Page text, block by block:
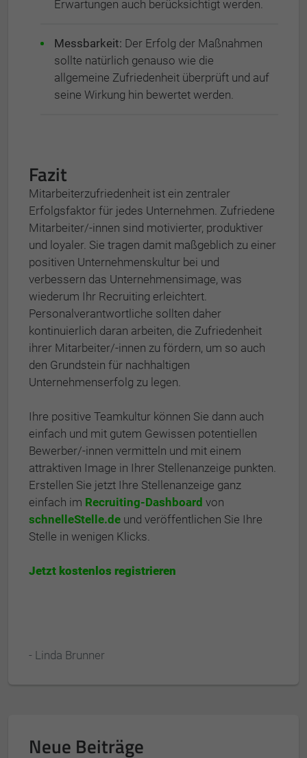
Neue Beiträge
Erwartungen auch berücksichtigt werden.
Messbarkeit: Der Erfolg der Maßnahmen
sollte natürlich genauso wie die
allgemeine Zufriedenheit überprüft und auf
seine Wirkung hin bewertet werden.
Fazit
Mitarbeiterzufriedenheit ist ein zentraler
Erfolgsfaktor für jedes Unternehmen. Zufriedene
Mitarbeiter/-innen sind motivierter, produktiver
und loyaler. Sie tragen damit maßgeblich zu einer
positiven Unternehmenskultur bei und
verbessern das Unternehmensimage, was
wiederum Ihr Recruiting erleichtert.
Personalverantwortliche sollten daher
kontinuierlich daran arbeiten, die Zufriedenheit
ihrer Mitarbeiter/-innen zu fördern, um so auch
den Grundstein für nachhaltigen
Unternehmenserfolg zu legen.
Ihre positive Teamkultur können Sie dann auch
einfach und mit gutem Gewissen potentiellen
Bewerber/-innen vermitteln und mit einem
attraktiven Image in Ihrer Stellenanzeige punkten.
Erstellen Sie jetzt Ihre Stellenanzeige ganz
einfach im Recruiting-Dashboard von
schnelleStelle.de und veröffentlichen Sie Ihre
Stelle in wenigen Klicks.
Jetzt kostenlos registrieren
- Linda Brunner